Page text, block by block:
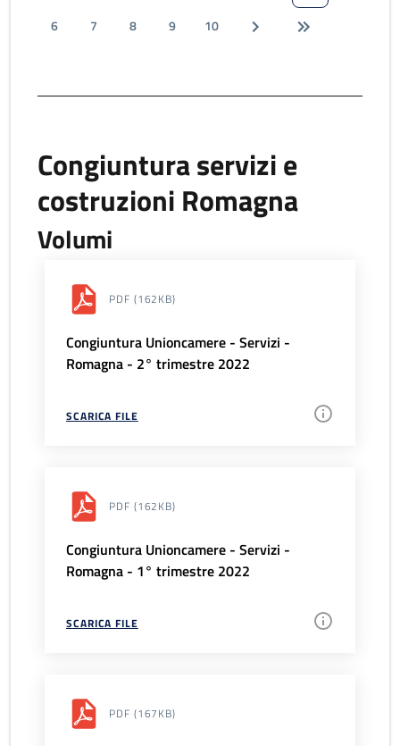
6
7 8 9 10
Congiuntura servizi e
costruzioni Romagna
Volumi
PDF (162KB)
Congiuntura Unioncamere - Servizi -
Romagna - 2° trimestre 2022
SCARICA FILE
PDF (162KB)
Congiuntura Unioncamere - Servizi -
Romagna - 1° trimestre 2022
SCARICA FILE
PDF (167KB)